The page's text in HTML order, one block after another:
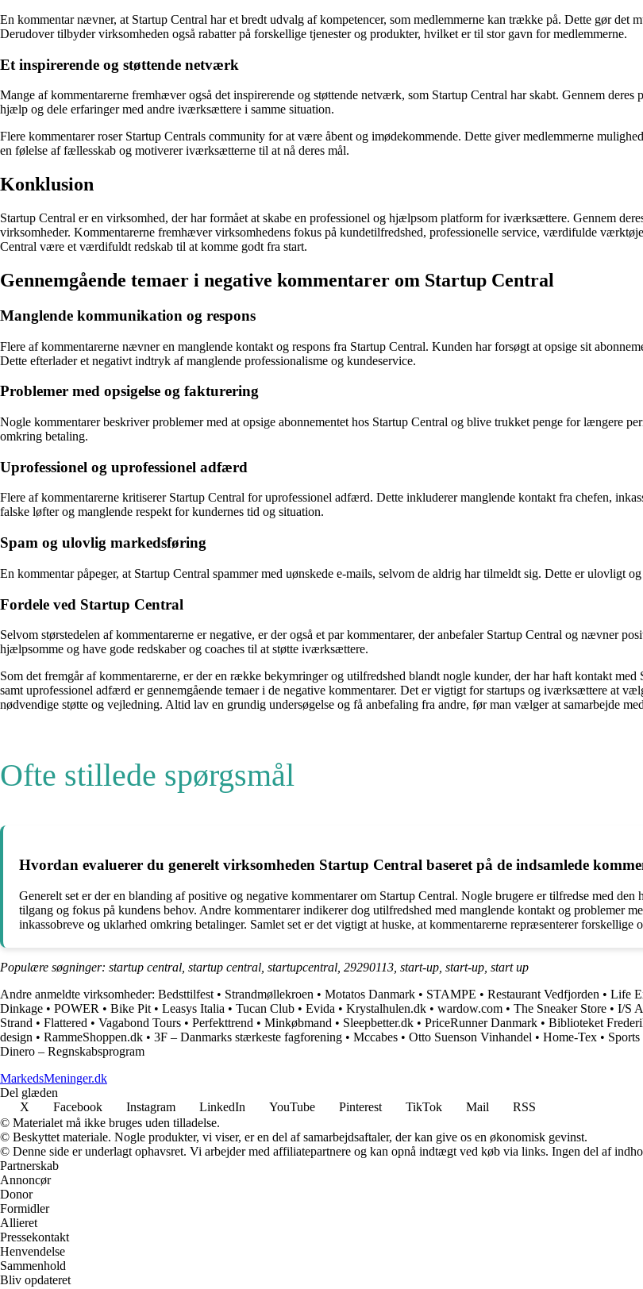
En kommentar nævner, at Startup Central har et bredt udvalg af kompetencer, som medlemmerne kan trække på. Dette gør
Derudover tilbyder virksomheden også rabatter på forskellige tjenester og produkter, hvilket er til stor gavn for medlemmerne.
Et inspirerende og støttende netværk
Mange af kommentarerne fremhæver også det inspirerende og støttende netværk, som Startup Central har skabt. Gennem
hjælp og dele erfaringer med andre iværksættere i samme situation.
Flere kommentarer roser Startup Centrals community for at være åbent og imødekommende. Dette giver medlemmerne
en følelse af fællesskab og motiverer iværksætterne til at nå deres mål.
Konklusion
Startup Central er en virksomhed, der har formået at skabe en professionel og hjælpsom platform for iværksættere. Gennem
virksomheder. Kommentarerne fremhæver virksomhedens fokus på kundetilfredshed, professionelle service, værdifulde
Central være et værdifuldt redskab til at komme godt fra start.
Gennemgående temaer i negative kommentarer om Startup Central
Manglende kommunikation og respons
Flere af kommentarerne nævner en manglende kontakt og respons fra Startup Central. Kunden har forsøgt at opsige sit
Dette efterlader et negativt indtryk af manglende professionalisme og kundeservice.
Problemer med opsigelse og fakturering
Nogle kommentarer beskriver problemer med at opsige abonnementet hos Startup Central og blive trukket penge for længere
omkring betaling.
Uprofessionel og uprofessionel adfærd
Flere af kommentarerne kritiserer Startup Central for uprofessionel adfærd. Dette inkluderer manglende kontakt fra chefen,
falske løfter og manglende respekt for kundernes tid og situation.
Spam og ulovlig markedsføring
En kommentar påpeger, at Startup Central spammer med uønskede e-mails, selvom de aldrig har tilmeldt sig. Dette er ulovligt
Fordele ved Startup Central
Selvom størstedelen af kommentarerne er negative, er der også et par kommentarer, der anbefaler Startup Central og nævner
hjælpsomme og have gode redskaber og coaches til at støtte iværksættere.
Som det fremgår af kommentarerne, er der en række bekymringer og utilfredshed blandt nogle kunder, der har haft kontakt
samt uprofessionel adfærd er gennemgående temaer i de negative kommentarer. Det er vigtigt for startups og iværksættere at
nødvendige støtte og vejledning. Altid lav en grundig undersøgelse og få anbefaling fra andre, før man vælger at samarbejde
Ofte stillede spørgsmål
Hvordan evaluerer du generelt virksomheden Startup Central baseret på de indsamlede
Generelt set er der en blanding af positive og negative kommentarer om Startup Central. Nogle brugere er tilfredse med
tilgang og fokus på kundens behov. Andre kommentarer indikerer dog utilfredshed med manglende kontakt og problemer
inkassobreve og uklarhed omkring betalinger. Samlet set er det vigtigt at huske, at kommentarerne repræsenterer forskellige
Populære søgninger: startup central, startup central, startupcentral, 29290113, start-up, start-up, start up
Andre anmeldte virksomheder: Bedsttilfest • Strandmøllekroen • Motatos Danmark • STAMPE • Restaurant Vedfjorden • Life
Dinkage • POWER • Bike Pit • Leasys Italia • Tucan Club • Evida • Krystalhulen.dk • wardow.com • The Sneaker Store • I/S
Strand • Flattered • Vagabond Tours • Perfekttrend • Minkøbmand • Sleepbetter.dk • PriceRunner Danmark • Biblioteket
design • RammeShoppen.dk • 3F – Danmarks stærkeste fagforening • Mccabes • Otto Suenson Vinhandel • Home-Tex •
Dinero – Regnskabsprogram
MarkedsMeninger.dk
Del glæden
X
Facebook Instagram LinkedIn YouTube Pinterest TikTok Mail
RSS
© Materialet må ikke bruges uden tilladelse.
© Beskyttet materiale. Nogle produkter, vi viser, er en del af samarbejdsaftaler, der kan give os en økonomisk gevinst.
© Denne side er underlagt ophavsret. Vi arbejder med affiliatepartnere og kan opnå indtægt ved køb via links. Ingen del af
Partnerskab
Annoncør
Donor
Formidler
Allieret
Pressekontakt
Henvendelse
Sammenhold
Bliv opdateret